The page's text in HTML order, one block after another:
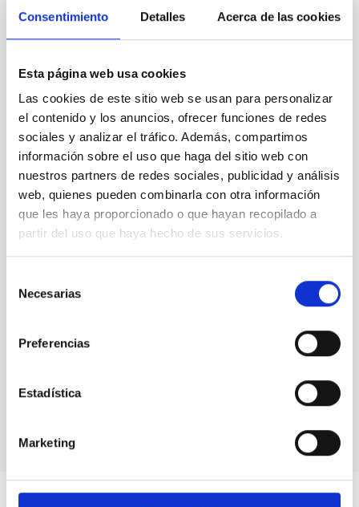
Consentimiento Detalles Acerca de las cookies
Esta página web usa cookies
Las cookies de este sitio web se usan para personalizar
el contenido y los anuncios, ofrecer funciones de redes
sociales y analizar el tráfico. Además, compartimos
información sobre el uso que haga del sitio web con
nuestros partners de redes sociales, publicidad y análisis
web, quienes pueden combinarla con otra información
que les haya proporcionado o que hayan recopilado a
partir del uso que haya hecho de sus servicios.
Necesarias
Preferencias
Estadística
Marketing
el Sol
desde
Presentación
libro
“Observando
el Sol
desde
Tenerife"
libro
desde